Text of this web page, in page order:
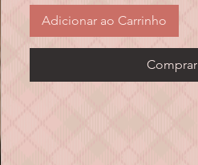
Adicionar ao Carrinho
Comprar